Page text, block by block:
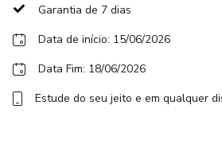
Você vai entender:
_como sua história emocional
Garantia de 7 dias
Data de início: 15/06/2026
Data Fim: 18/06/2026
Estude do seu jeito e em qualquer